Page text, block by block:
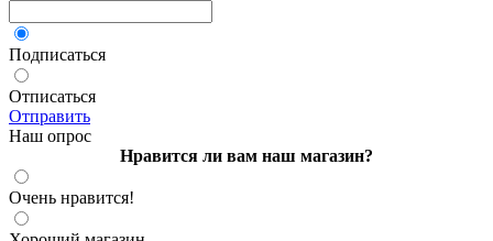
Подписаться
Отписаться
Отправить
Наш опрос
Нравится ли вам наш магазин?
Очень нравится!